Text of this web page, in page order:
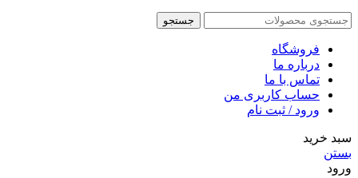
جستجو
فروشگاه
درباره ما
تماس با ما
حساب کاربری من
ورود / ثبت نام
سبد خرید
بستن
ورود